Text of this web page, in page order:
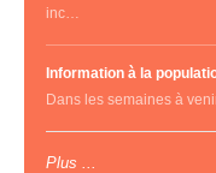
inc…
Information à la
Dans les semaines à
Plus ...